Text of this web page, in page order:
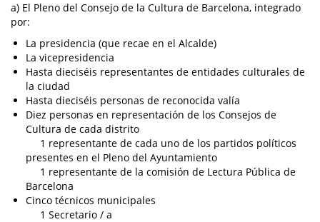
a) El Pleno del Consejo de la Cultura de Barcelona, integrado
por:
La presidencia (que recae en el Alcalde)
La vicepresidencia
Hasta dieciséis representantes de entidades culturales de
la ciudad
Hasta dieciséis personas de reconocida valía
Diez personas en representación de los Consejos de
Cultura de cada distrito
1 representante de cada uno de los partidos políticos
presentes en el Pleno del Ayuntamiento
1 representante de la comisión de Lectura Pública de
Barcelona
Cinco técnicos municipales
1 Secretario / a